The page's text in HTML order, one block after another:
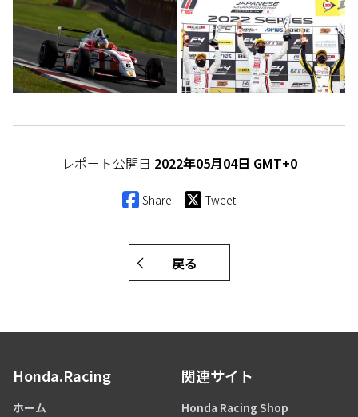
レポート公開日 2022年05月04日 GMT+0
Share Tweet
戻る
Honda.Racing
ホーム
関連サイト
Honda Racing Shop